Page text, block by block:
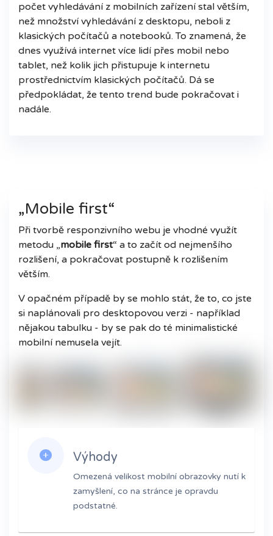
počet vyhledávání z mobilních zařízení stal větším,
než množství vyhledávání z desktopu, neboli z
klasických počítačů a notebooků. To znamená, že
dnes využívá internet více lidí přes mobil nebo
tablet, než kolik jich přistupuje k internetu
prostřednictvím klasických počítačů. Dá se
předpokládat, že tento trend bude pokračovat i
nadále.
„Mobile first“
Při tvorbě responzivního webu je vhodné využít
metodu „mobile first“ a to začít od nejmenšího
rozlišení, a pokračovat postupně k rozlišením
větším.
V opačném případě by se mohlo stát, že to, co jste
si naplánovali pro desktopovou verzi - například
nějakou tabulku - by se pak do té minimalistické
mobilní nemusela vejít.
Výhody
Omezená velikost mobilní obrazovky nutí k
zamyšlení, co na stránce je opravdu
podstatné.